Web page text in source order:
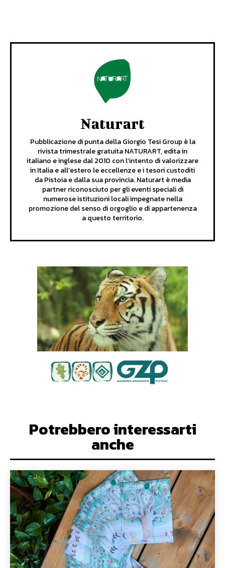
Naturart
Pubblicazione di punta della Giorgio Tesi Group è la
rivista trimestrale gratuita NATURART, edita in
italiano e inglese dal 2010 con l’intento di valorizzare
in Italia e all’estero le eccellenze e i tesori custoditi
da Pistoia e dalla sua provincia. Naturart è media
partner riconosciuto per gli eventi speciali di
numerose istituzioni locali impegnate nella
promozione del senso di orgoglio e di appartenenza
a questo territorio.
Potrebbero interessarti
anche